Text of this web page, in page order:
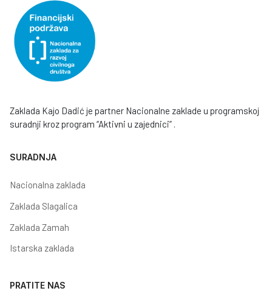
Zaklada Kajo Dadić je partner Nacionalne zaklade u programskoj
suradnji kroz program “Aktivni u zajednici” .
SURADNJA
Nacionalna zaklada
Zaklada Slagalica
Zaklada Zamah
Istarska zaklada
PRATITE NAS